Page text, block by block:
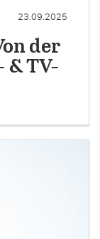
23.09.2025
der
& TV-